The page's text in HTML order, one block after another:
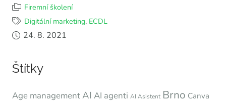
Firemní školení
Digitální marketing, ECDL
24. 8. 2021
Štítky
Age managementAI AI agenti AI Asistent Brno Canva